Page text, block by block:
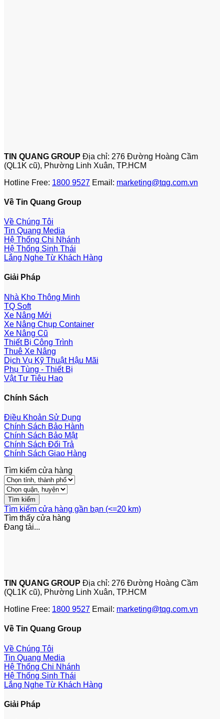
TIN QUANG GROUP Địa chỉ: 276 Đường Hoàng Cầm
(QL1K cũ), Phường Linh Xuân, TP.HCM
Hotline Free: 1800 9527 Email: marketing@tqg.com.vn
Về Tin Quang Group
Về Chúng Tôi
Tin Quang Media
Hệ Thống Chi Nhánh
Hệ Thống Sinh Thái
Lắng Nghe Từ Khách Hàng
Giải Pháp
Nhà Kho Thông Minh
TQ Soft
Xe Nâng Mới
Xe Nâng Chụp Container
Xe Nâng Cũ
Thiết Bị Công Trình
Thuê Xe Nâng
Dịch Vụ Kỹ Thuật Hậu Mãi
Phụ Tùng - Thiết Bị
Vật Tư Tiêu Hao
Chính Sách
Điều Khoản Sử Dụng
Chính Sách Bảo Hành
Chính Sách Bảo Mật
Chính Sách Đổi Trả
Chính Sách Giao Hàng
Tìm kiếm cửa hàng
Tìm kiếm cửa hàng gần bạn (<=20 km)
Tìm thấy cửa hàng
Đang tải...
TIN QUANG GROUP Địa chỉ: 276 Đường Hoàng Cầm
(QL1K cũ), Phường Linh Xuân, TP.HCM
Hotline Free: 1800 9527 Email: marketing@tqg.com.vn
Về Tin Quang Group
Về Chúng Tôi
Tin Quang Media
Hệ Thống Chi Nhánh
Hệ Thống Sinh Thái
Lắng Nghe Từ Khách Hàng
Giải Pháp